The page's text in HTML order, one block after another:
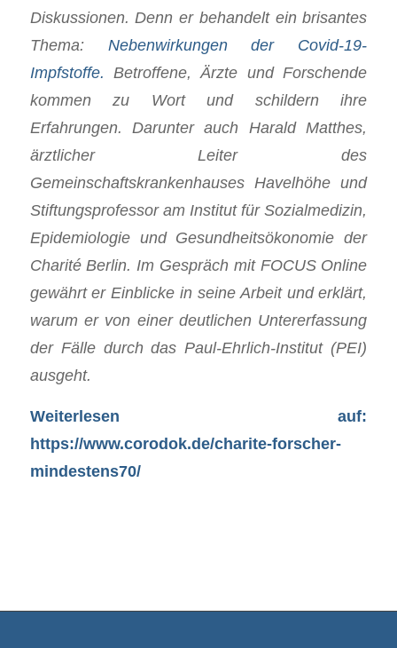
Diskussionen. Denn er behandelt ein brisantes
Thema: Nebenwirkungen der Covid-19-
Impfstoffe. Betroffene, Ärzte und Forschende
kommen zu Wort und schildern ihre
Erfahrungen. Darunter auch Harald Matthes,
ärztlicher Leiter des
Gemeinschaftskrankenhauses Havelhöhe und
Stiftungsprofessor am Institut für Sozialmedizin,
Epidemiologie und Gesundheitsökonomie der
Charité Berlin. Im Gespräch mit FOCUS Online
gewährt er Einblicke in seine Arbeit und erklärt,
warum er von einer deutlichen Untererfassung
der Fälle durch das Paul-Ehrlich-Institut (PEI)
ausgeht.
Weiterlesen auf:
https://www.corodok.de/charite-forscher-
mindestens70/